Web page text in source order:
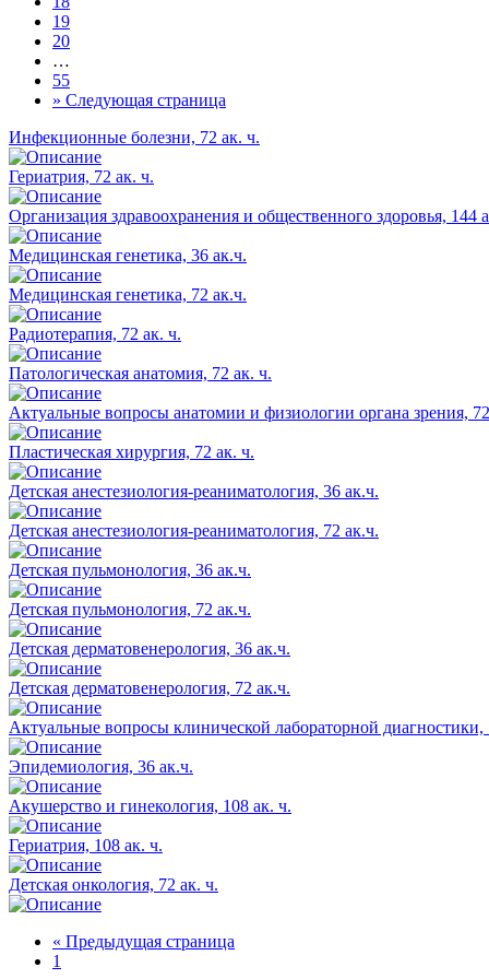
19
20
…
55
» Следующая страница
Инфекционные болезни, 72 ак. ч.
Гериатрия, 72 ак. ч.
Организация здравоохранения и общественного здоровья, 144
Медицинская генетика, 36 ак.ч.
Медицинская генетика, 72 ак.ч.
Радиотерапия, 72 ак. ч.
Патологическая анатомия, 72 ак. ч.
Актуальные вопросы анатомии и физиологии органа зрения,
Пластическая хирургия, 72 ак. ч.
Детская анестезиология-реаниматология, 36 ак.ч.
Детская анестезиология-реаниматология, 72 ак.ч.
Детская пульмонология, 36 ак.ч.
Детская пульмонология, 72 ак.ч.
Детская дерматовенерология, 36 ак.ч.
Детская дерматовенерология, 72 ак.ч.
Актуальные вопросы клинической лабораторной диагностики,
Эпидемиология, 36 ак.ч.
Акушерство и гинекология, 108 ак. ч.
Гериатрия, 108 ак. ч.
Детская онкология, 72 ак. ч.
« Предыдущая страница
1